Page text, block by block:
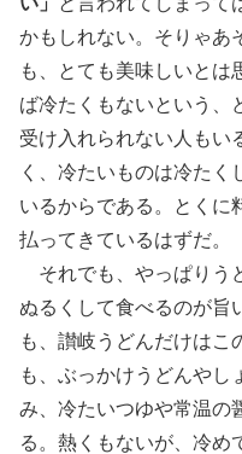
かもしれない。そりゃあ
も、とても美味しいとは
ば冷たくもないという、
受け入れられない人もい
く、冷たいものは冷たく
いるからである。とくに
払ってきているはずだ。
それでも、やっぱりう
ぬるくして食べるのが旨
も、讃岐うどんだけはこ
も、ぶっかけうどんやし
み、冷たいつゆや常温の
る。熱くもないが、冷め